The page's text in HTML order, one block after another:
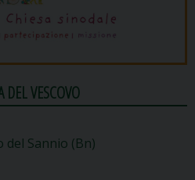
DEL VESCOVO
del Sannio (Bn)